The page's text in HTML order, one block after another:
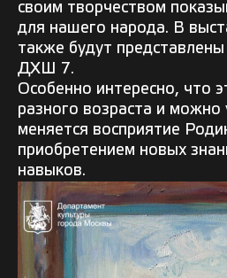
своим творчеством
для нашего народа. В
также будут
ДХШ 7.
Особенно интересно, что
разного возраста и можно
меняется восприятие
приобретением новых
навыков.